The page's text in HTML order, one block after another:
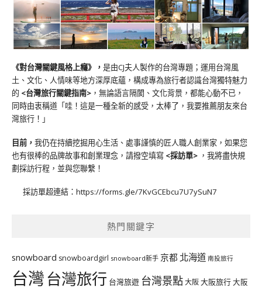
《對台灣關鍵風格上癮》 ， 是由CJ夫人製作的台灣專題；運用台灣風
土、文化、人情味等地方深厚底蘊，構成專為旅行者認識台灣獨特魅力
的 <台灣旅行關鍵指南> ，無論語言隔閡、文化背景，都能心動不已，
同時由衷稱道「哇！這是一種全新的感受，太棒了，我要推薦朋友來台
灣旅行！」
目前， 我仍在持續挖掘用心生活、處事謹慎的匠人職人創業家，如果您
也有很棒的品牌故事和創業理念，請撥空填寫 <採訪單> ，我將盡快規
劃採訪行程，並與您聯繫！
採訪單超連結： https://forms.gle/7KvGCEbcu7U7ySuN7
熱門關鍵字
snowboard snowboardgirl snowboard新手 京都 北海道 南投旅行
台灣台灣旅行 台灣旅遊 台灣景點大阪大阪旅行大阪